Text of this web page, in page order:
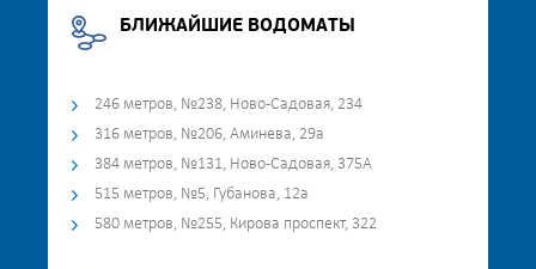
БЛИЖАЙШИЕ ВОДОМАТЫ
246 метров, №238, Ново-Садовая, 234
316 метров, №206, Аминева, 29а
384 метров, №131, Ново-Садовая, 375А
515 метров, №5, Губанова, 12а
580 метров, №255, Кирова проспект, 322